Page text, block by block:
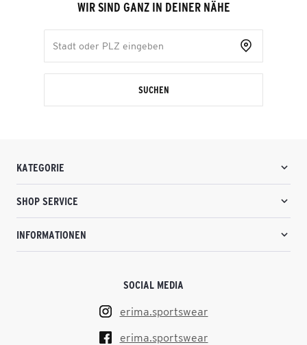
WIR SIND GANZ IN DEINER NÄHE
SUCHEN
KATEGORIE
SHOP SERVICE
INFORMATIONEN
SOCIAL MEDIA
erima.sportswear
erima.sportswear